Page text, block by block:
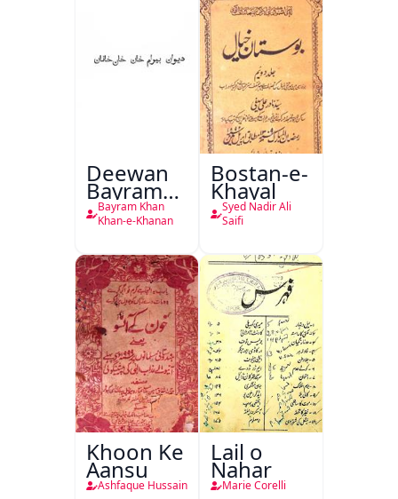
Deewan
Bayram
Khan
Khan-e-
Bayram Khan
Khan-e-Khanan
Bostan-e-
Khayal
Syed Nadir Ali
Saifi
Khoon Ke
Aansu
Ashfaque Hussain
Lail o
Nahar
Marie Corelli